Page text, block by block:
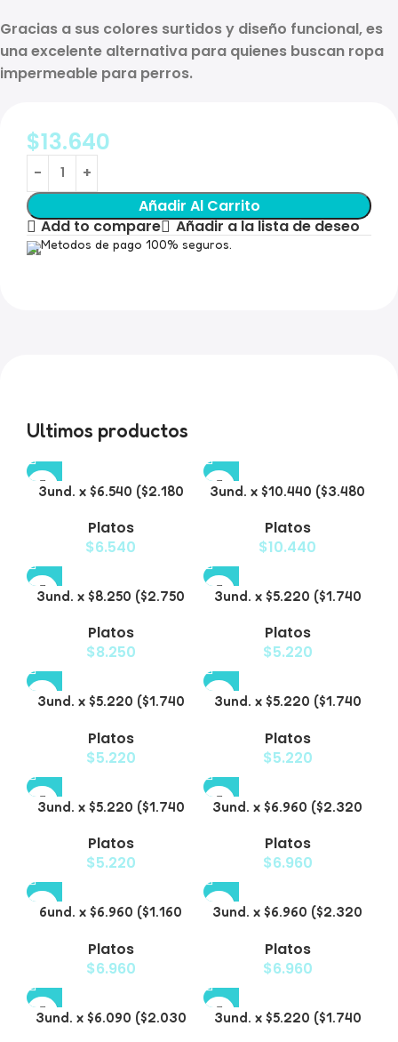
Gracias a sus colores surtidosy diseño funcional, es
una excelente alternativa para quienes buscan ropa
impermeable para perros.
$13.640
Añadir Al Carrito
Add to compare
Añadir a la lista de deseo
Metodos de pago 100% seguros.
Ultimos productos
3und. x $6.540 ($2.180
para Mascotas con
Diseño Decorativo
Platos
$6.540
3und. x $10.440 ($3.480
para Mascotas con Bowl
de Acero
Platos
$10.440
3und. x $8.250 ($2.750
para Mascotas con
Diseño de Gatos
Platos
$8.250
3und. x $5.220 ($1.740
para Mascotas
Texturizado
Platos
$5.220
3und. x $5.220 ($1.740
para Mascotas Diseño
Pastel
Platos
$5.220
3und. x $5.220 ($1.740
para Mascotas con
Diseños Estampados
Platos
$5.220
3und. x $5.220 ($1.740
para Mascotas con
Diseño
Platos
$5.220
3und. x $6.960 ($2.320
para Mascotas con
Patitas
Platos
$6.960
6und. x $6.960 ($1.160
para Mascotas
Platos
$6.960
3und. x $6.960 ($2.320
Mascotas Diseño Pollito
Platos
$6.960
3und. x $6.090 ($2.030
3und. x $5.220 ($1.740